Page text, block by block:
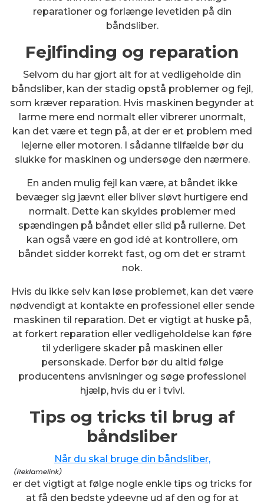
reparationer og forlænge levetiden på din
båndsliber.
Fejlfinding og reparation
Selvom du har gjort alt for at vedligeholde din
båndsliber, kan der stadig opstå problemer og fejl,
som kræver reparation. Hvis maskinen begynder at
larme mere end normalt eller vibrerer unormalt,
kan det være et tegn på, at der er et problem med
lejerne eller motoren. I sådanne tilfælde bør du
slukke for maskinen og undersøge den nærmere.
En anden mulig fejl kan være, at båndet ikke
bevæger sig jævnt eller bliver sløvt hurtigere end
normalt. Dette kan skyldes problemer med
spændingen på båndet eller slid på rullerne. Det
kan også være en god idé at kontrollere, om
båndet sidder korrekt fast, og om det er stramt
nok.
Hvis du ikke selv kan løse problemet, kan det være
nødvendigt at kontakte en professionel eller sende
maskinen til reparation. Det er vigtigt at huske på,
at forkert reparation eller vedligeholdelse kan føre
til yderligere skader på maskinen eller
personskade. Derfor bør du altid følge
producentens anvisninger og søge professionel
hjælp, hvis du er i tvivl.
Tips og tricks til brug af
båndsliber
Når du skal bruge din båndsliber,
er det vigtigt at følge nogle enkle tips og tricks for
at få den bedste ydeevne ud af den og for at